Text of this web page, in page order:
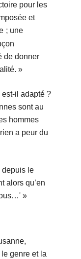
pour les
et
; une
de donner
»
il adapté ?
sont au
hommes
a peur du
depuis le
alors qu’en
»
genre et la